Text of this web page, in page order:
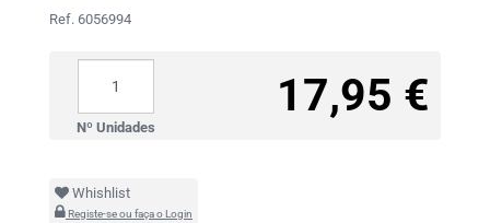
Ref. 6056994
17,95 €
Nº Unidades
Whishlist
Registe-se ou faça o Login